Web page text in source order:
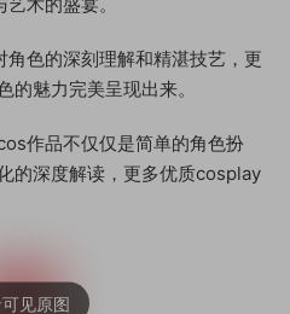
色的深刻理解和精湛技艺，更
的魅力完美呈现出来。
作品不仅仅是简单的角色扮
的深度解读，更多优质cosplay